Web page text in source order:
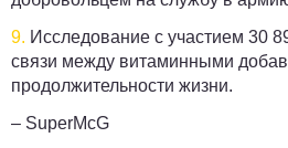
9. Исследование с участием 30
связи между витаминными
продолжительности жизни.
– SuperMcG